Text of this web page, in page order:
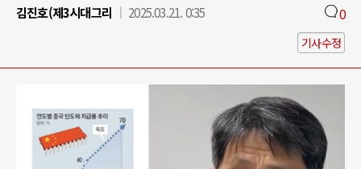
김진호(제3시대그리
2025.03.21. 0:35 0
기사수정